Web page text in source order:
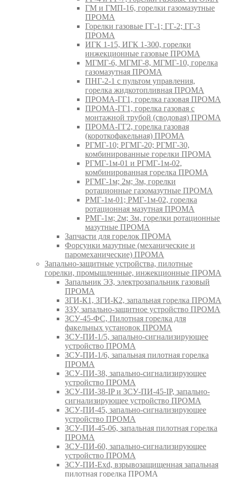
ГМ и ГМП-16, горелки газомазутные
ПРОМА
Горелки газовые ГГ-1; ГГ-2; ГГ-3
ПРОМА
ИГК 1-15, ИГК 1-300, горелки
инжекционные газовые ПРОМА
МГМГ-6, МГМГ-8, МГМГ-10, горелка
газомазутная ПРОМА
ПНГ-2-1 с пультом управления,
горелка жидкотопливная ПРОМА
ПРОМА-ГГ1, горелка газовая ПРОМА
ПРОМА-ГГ1, горелка газовая с
монтажной трубой (сводовая) ПРОМА
ПРОМА-ГГ2, горелка газовая
(короткофакельная) ПРОМА
РГМГ-10; РГМГ-20; РГМГ-30,
комбинированные горелки ПРОМА
РГМГ-1м-01 и РГМГ-1м-02,
комбинированная горелка ПРОМА
РГМГ-1м; 2м; 3м, горелки
ротационные газомазутные ПРОМА
РМГ-1м-01; РМГ-1м-02, горелка
ротационная мазутная ПРОМА
РМГ-1м; 2м; 3м, горелки ротационные
мазутные ПРОМА
Запчасти для горелок ПРОМА
Форсунки мазутные (механические и
паромеханические) ПРОМА
Запально-защитные устройства, пилотные
горелки, промышленные, инжекционные ПРОМА
Запальник ЭЗ, электрозапальник газовый
ПРОМА
ЗГИ-К1, ЗГИ-К2, запальная горелка ПРОМА
ЗЗУ, запально-защитное устройство ПРОМА
ЗСУ-45-ФС, Пилотная горелка для
факельных установок ПРОМА
ЗСУ-ПИ-1/5, запально-сигнализирующее
устройство ПРОМА
ЗСУ-ПИ-1/6, запальная пилотная горелка
ПРОМА
ЗСУ-ПИ-38, запально-сигнализирующее
устройство ПРОМА
ЗСУ-ПИ-38-IP и ЗСУ-ПИ-45-IP, запально-
сигнализирующее устройство ПРОМА
ЗСУ-ПИ-45, запально-сигнализирующее
устройство ПРОМА
ЗСУ-ПИ-45-06, запальная пилотная горелка
ПРОМА
ЗСУ-ПИ-60, запально-сигнализирующее
устройство ПРОМА
ЗСУ-ПИ-Exd, взрывозащищенная запальная
пилотная горелка ПРОМА